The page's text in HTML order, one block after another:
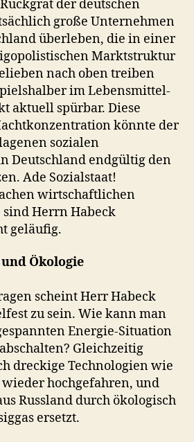
der deutschen
große Unternehmen
überleben, die in einer
Marktstruktur
nach oben treiben
im Lebensmittel-
aktuell spürbar. Diese
könnte der
sozialen
Deutschland endgültig den
Ade Sozialstaat!
wirtschaftlichen
Herrn Habeck
geläufig.
Ökologie
scheint Herr Habeck
zu sein. Wie kann man
Energie-Situation
Gleichzeitig
dreckige Technologien wie
hochgefahren, und
Russland durch ökologisch
ersetzt.